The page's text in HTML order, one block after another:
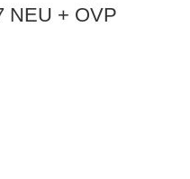
NEU + OVP